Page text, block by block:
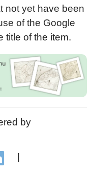
not yet have been
of the Google
title of the item.
by